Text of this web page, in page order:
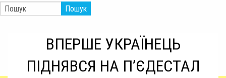
Пошук
ВПЕРШЕ УКРАЇНЕЦЬ
ПІДНЯВСЯ НА П’ЄДЕСТАЛ